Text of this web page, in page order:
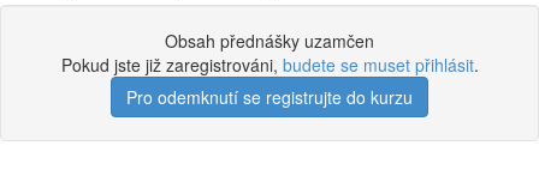
Obsah přednášky uzamčen
Pokud jste již zaregistrováni, budete se muset přihlásit.
Pro odemknutí se registrujte do kurzu